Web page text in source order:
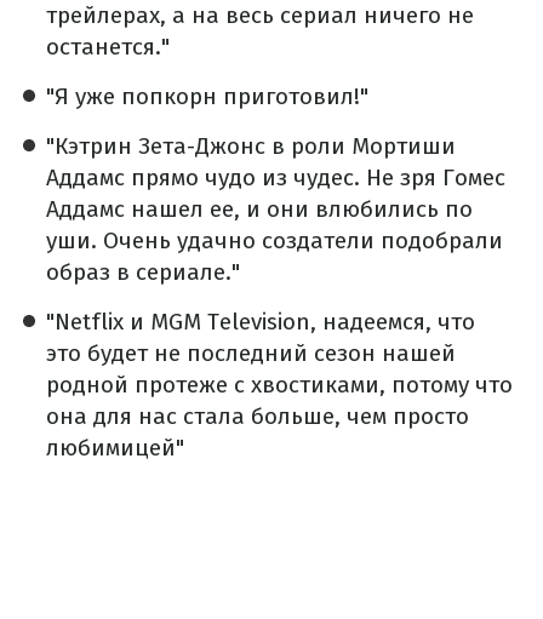
трейлерах, а на весь сериал ничего не
останется."
"Я уже попкорн приготовил!"
"Кэтрин Зета-Джонс в роли Мортиши
Аддамс прямо чудо из чудес. Не зря Гомес
Аддамс нашел ее, и они влюбились по
уши. Очень удачно создатели подобрали
образ в сериале."
"Netflix и MGM Television, надеемся, что
это будет не последний сезон нашей
родной протеже с хвостиками, потому что
она для нас стала больше, чем просто
любимицей"